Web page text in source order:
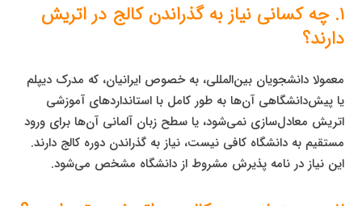
۱. چه کسانی نیاز به گذراندن کالج در اتریش
دارند؟
معمولا دانشجویان بین‌المللی، به خصوص ایرانیان، که مدرک دیپلم
یا پیش‌دانشگاهی آن‌ها به طور کامل با استانداردهای آموزشی
اتریش معادل‌سازی نمی‌شود، یا سطح زبان آلمانی آن‌ها برای ورود
مستقیم به دانشگاه کافی نیست، نیاز به گذراندن دوره کالج دارند.
این نیاز در نامه پذیرش مشروط از دانشگاه مشخص می‌شود.